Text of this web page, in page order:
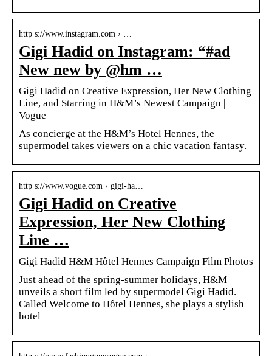
http s://www.instagram.com › …
Gigi Hadid on Instagram: “#ad
New new by @hm …
Gigi Hadid on Creative Expression, Her New Clothing
Line, and Starring in H&M’s Newest Campaign |
Vogue
As concierge at the H&M’s Hotel Hennes, the
supermodel takes viewers on a chic vacation fantasy.
http s://www.vogue.com › gigi-ha…
Gigi Hadid on Creative
Expression, Her New Clothing
Line …
Gigi Hadid H&M Hôtel Hennes Campaign Film Photos
Just ahead of the spring-summer holidays, H&M
unveils a short film led by supermodel Gigi Hadid.
Called Welcome to Hôtel Hennes, she plays a stylish
hotel